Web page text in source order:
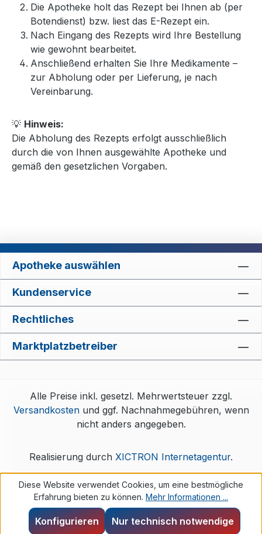
Die Apotheke holt das Rezept bei Ihnen ab (per
Botendienst) bzw. liest das E-Rezept ein.
Nach Eingang des Rezepts wird Ihre Bestellung
wie gewohnt bearbeitet.
Anschließend erhalten Sie Ihre Medikamente –
zur Abholung oder per Lieferung, je nach
Vereinbarung.
💡 Hinweis:
Die Abholung des Rezepts erfolgt ausschließlich
durch die von Ihnen ausgewählte Apotheke und
gemäß den gesetzlichen Vorgaben.
Apotheke auswählen
Kundenservice
Rechtliches
Marktplatzbetreiber
Alle Preise inkl. gesetzl. Mehrwertsteuer zzgl.
Versandkostenund ggf. Nachnahmegebühren, wenn
nicht anders angegeben.
Realisierung durch XICTRON Internetagentur.
Diese Website verwendet Cookies, um eine bestmögliche
Erfahrung bieten zu können. Mehr Informationen ...
Nur technisch notwendige
Konfigurieren